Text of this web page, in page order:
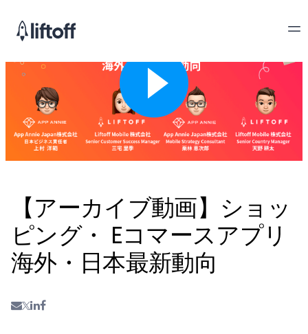
【アーカイブ動画】ショッ
ピング・ Eコマースアプリ
海外・日本最新動向